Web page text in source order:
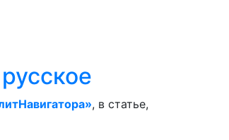
, в статье,